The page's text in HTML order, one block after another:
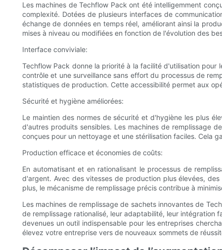
Les machines de Techflow Pack ont ​​été intelligemment
complexité. Dotées de plusieurs interfaces de
échange de données en temps réel, améliorant ainsi la
mises à niveau ou modifiées en fonction de l'évolution des
Interface conviviale:
Techflow Pack donne la priorité à la facilité d'utilisation
contrôle et une surveillance sans effort du processus de
statistiques de production. Cette accessibilité permet aux
Sécurité et hygiène améliorées:
Le maintien des normes de sécurité et d'hygiène les plus
d'autres produits sensibles. Les machines de remplissage
conçues pour un nettoyage et une stérilisation faciles. Cela
Production efficace et économies de coûts:
En automatisant et en rationalisant le processus de
d'argent. Avec des vitesses de production plus élevées,
plus, le mécanisme de remplissage précis contribue à
Les machines de remplissage de sachets innovantes de
de remplissage rationalisé, leur adaptabilité, leur intégration
devenues un outil indispensable pour les entreprises
élevez votre entreprise vers de nouveaux sommets de